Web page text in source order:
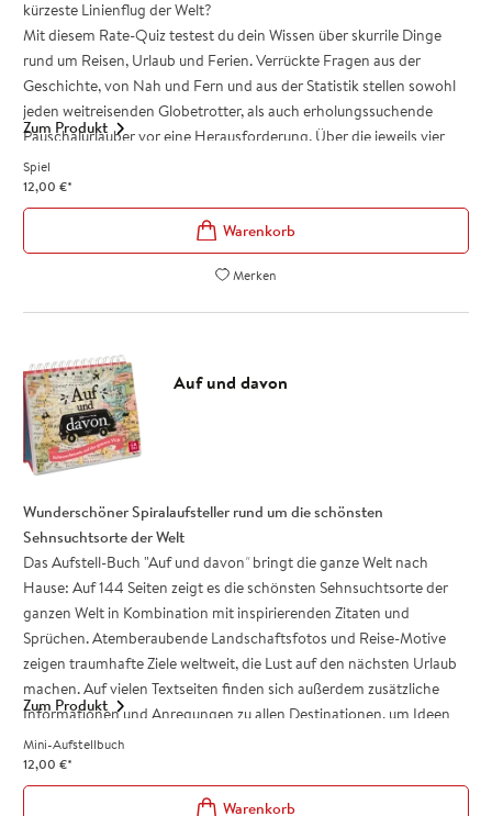
kürzeste Linienflug der Welt?
Mit diesem Rate-Quiz testest du dein Wissen über skurrile Dinge
rund um Reisen, Urlaub und Ferien. Verrückte Fragen aus der
Geschichte, von Nah und Fern und aus der Statistik stellen sowohl
jeden weitreisenden Globetrotter, als auch erholungssuchende
Pauschalurlauber vor eine Herausforderung. Über die jeweils vier
Antwortmöglichkeiten kann herzhaft diskutiert, geraten und
gelacht werden. In jedem Fall bereichern die Kuriositäten des
Kartenspiels deinen unnützen Wissensschatz ungemein, denn zu
jeder Frage gibt es spannende Zusatzinfos.
Originelle Kartenbox zum Verschenken oder Selbstbehalten
Die handliche und stabile Box ist der perfekte Reisebegleiter. Mit
dem praktischen Klappdeckel kann keine der Karten verloren gehen
fröhliches, buntes Design verbreitet sofort gute Laune.
Als Überbrückung bis zum nächsten Jahresurlaub, als lockerer
Zeitvertreib für den Strand oder zum Abschied vor einer Weltreise –
das Quiz ist immer ein perfektes Geschenk.
Spielend leicht das unnütze Wissen erweitern
Tolles Geschenk für Reiselustige, Weltenbummler und
Globetrotter
Praktische und stabile Box mit Klappdeckel und 50 Karten
(Maße: 9,7 x 12,7 cm)
Zum Produkt
Spiel
12,00 €*
Merken
Auf und davon
Wunderschöner Spiralaufsteller rund um die schönsten
Sehnsuchtsorte der Welt
Das Aufstell-Buch "Auf und davon"bringt die ganze Welt nach
Hause: Auf 144 Seiten zeigt es die schönsten Sehnsuchtsorte der
ganzen Welt in Kombination mit inspirierenden Zitaten und
Sprüchen. Atemberaubende Landschaftsfotos und Reise-Motive
zeigen traumhafte Ziele weltweit, die Lust auf den nächsten Urlaub
machen. Auf vielen Textseiten finden sich außerdem zusätzliche
Informationen und Anregungen zu allen Destinationen, um Ideen
für neue Reisen zu bekommen. Der Aufsteller eignet sich wunderbar
als Deko oder als kleines Geschenk für alle, die Reiselust und
Fernweh haben oder einfach nur von einer Weltreise träumen
Zum Produkt
Mini-Aufstellbuch
12,00 €*